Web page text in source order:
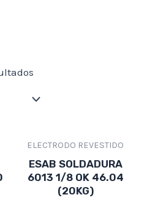
ELECTRODO REVESTIDO
ESAB SOLDADURA
6013 1/8 OK 46.04
(20KG)